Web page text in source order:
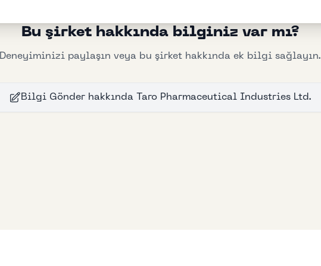
Bu şirket hakkında bilginiz var mı?
Deneyiminizi paylaşın veya bu şirket hakkında ek bilgi sağlayın.
Bilgi Gönder hakkında Taro Pharmaceutical Industries Ltd.